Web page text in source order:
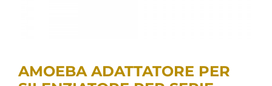
AMOEBA ADATTATORE PER